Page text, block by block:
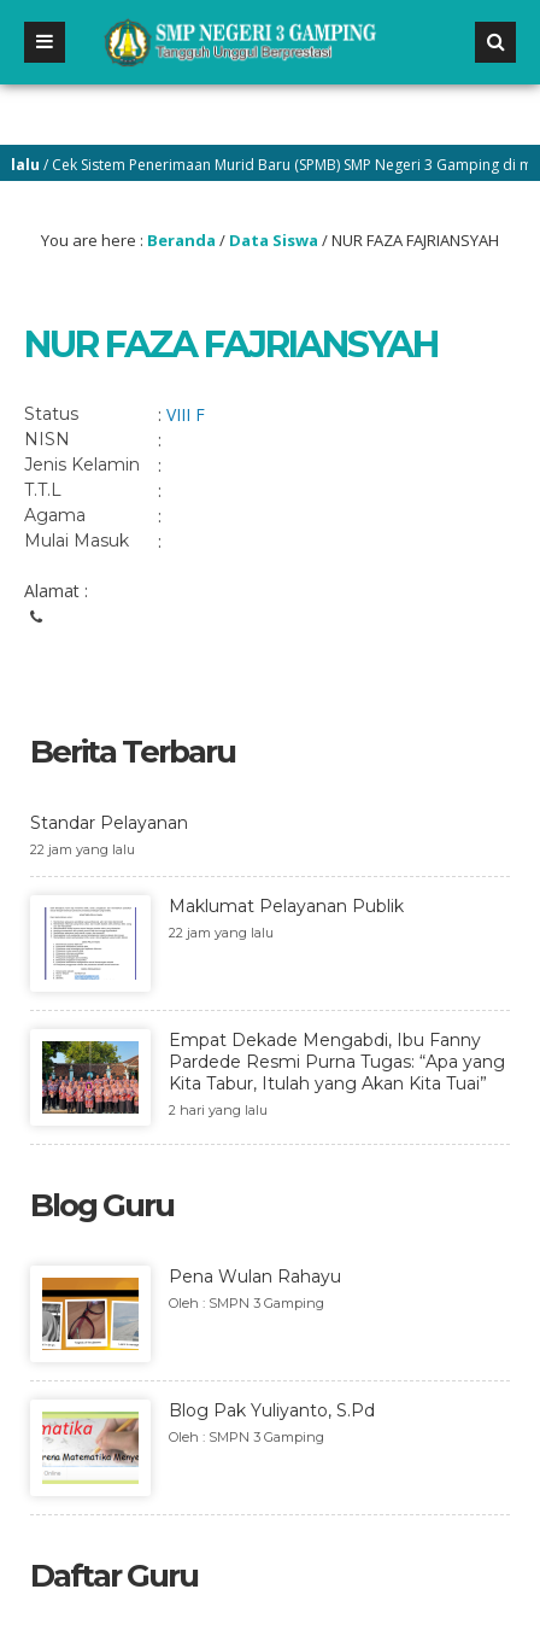
/ Cek Sistem Penerimaan Murid Baru (SPMB) SMP Negeri 3 Gamping di
You are here : Beranda / Data Siswa /NUR FAZA FAJRIANSYAH
NUR FAZA FAJRIANSYAH
Status : VIII F
NISN :
Jenis Kelamin :
T.T.L :
Agama :
Mulai Masuk :
Alamat :
Berita Terbaru
Standar Pelayanan
22 jam yang lalu
Maklumat Pelayanan Publik
22 jam yang lalu
Empat Dekade Mengabdi, Ibu Fanny
Pardede Resmi Purna Tugas: “Apa yang
Kita Tabur, Itulah yang Akan Kita Tuai”
2 hari yang lalu
Blog Guru
Pena Wulan Rahayu
Oleh : SMPN 3 Gamping
Blog Pak Yuliyanto, S.Pd
Oleh : SMPN 3 Gamping
Daftar Guru